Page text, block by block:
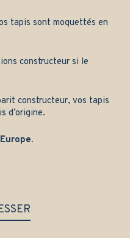
tapis sont moquettés en
constructeur si le
constructeur, vos tapis
d’origine.